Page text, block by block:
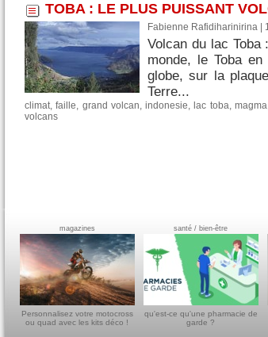
TOBA : LE PLUS PUISSANT
Fabienne Rafidiharinirina |
Volcan du lac
monde, le Toba
globe, sur la
Terre...
climat,faille, grand volcan, indonesie, lac toba, magma
volcans
magazines
Personnalisez votre motocross
ou quad avec les kits déco !
santé / bien-être
qu'est-ce qu'une pharmacie de
garde ?